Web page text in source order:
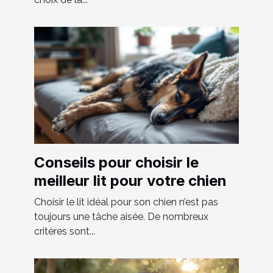
Conseils pour choisir le
meilleur lit pour votre chien
Choisir le lit idéal pour son chien n’est pas
toujours une tâche aisée. De nombreux
critères sont...